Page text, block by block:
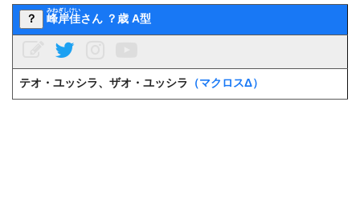
？ 峰岸佳
みねぎしけい
さん ？歳 A型
テオ・ユッシラ、ザオ・ユッシラ （マクロスΔ）